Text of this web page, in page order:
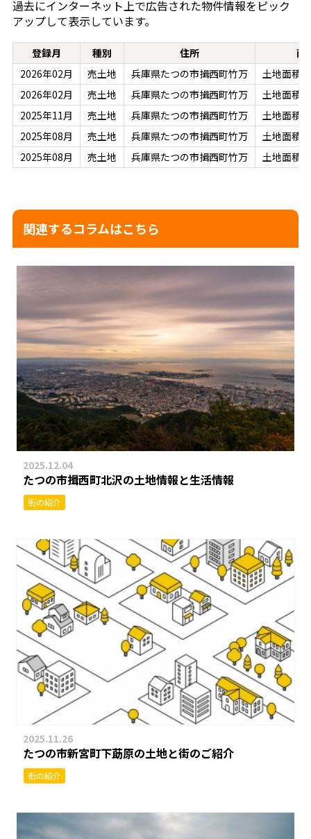
過去にインターネット上で広告された物件情報をピック
アップして表示しています。
登録月 種別 住所
面
2026年02月
売土地 兵庫県たつの市揖西町竹万
土地面積
2026年02月
売土地 兵庫県たつの市揖西町竹万
土地面積
2025年11月
売土地 兵庫県たつの市揖西町竹万
土地面積
2025年08月
売土地 兵庫県たつの市揖西町竹万
土地面積
2025年08月
売土地 兵庫県たつの市揖西町竹万 土地面積
関連するコラムはこちら
2025.12.04
たつの市揖西町北沢の土地情報と生活情報
街の紹介
2025.11.26
たつの市新宮町下莇原の土地と街のご紹介
街の紹介